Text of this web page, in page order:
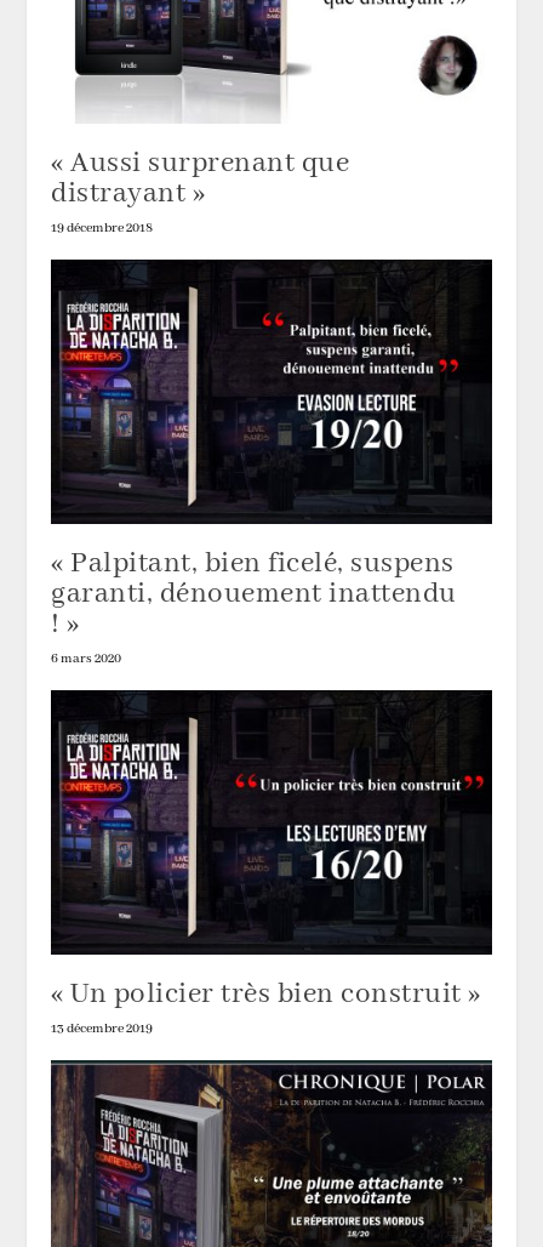
« Aussi surprenant que
distrayant »
19 décembre 2018
« Palpitant, bien ficelé, suspens
garanti, dénouement inattendu
! »
6 mars 2020
« Un policier très bien construit »
13 décembre 2019